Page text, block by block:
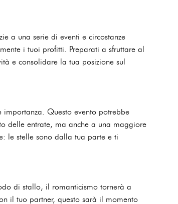
a una serie di eventi e circostanze
i tuoi profitti. Preparati a sfruttare al
e consolidare la tua posizione sul
Questo evento potrebbe
delle entrate, ma anche a una maggiore
le stelle sono dalla tua parte e ti
di stallo, il romanticismo tornerà a
il tuo partner, questo sarà il momento